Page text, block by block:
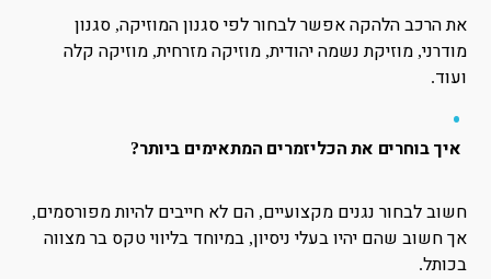
את הרכב הלהקה אפשר לבחור לפי סגנון המוזיקה,סגנון
מודרני,מוזיקת נשמה יהודית,מוזיקה מזרחית,מוזיקה קלה
ועוד.
איך בוחרים את הכליזמרים המתאימים ביותר?
חשוב לבחור נגנים מקצועיים,הם לא חייבים להיות מפורסמים,
אך חשוב שהם יהיו בעלי ניסיון,במיוחד בליווי טקס בר מצווה
בכותל.